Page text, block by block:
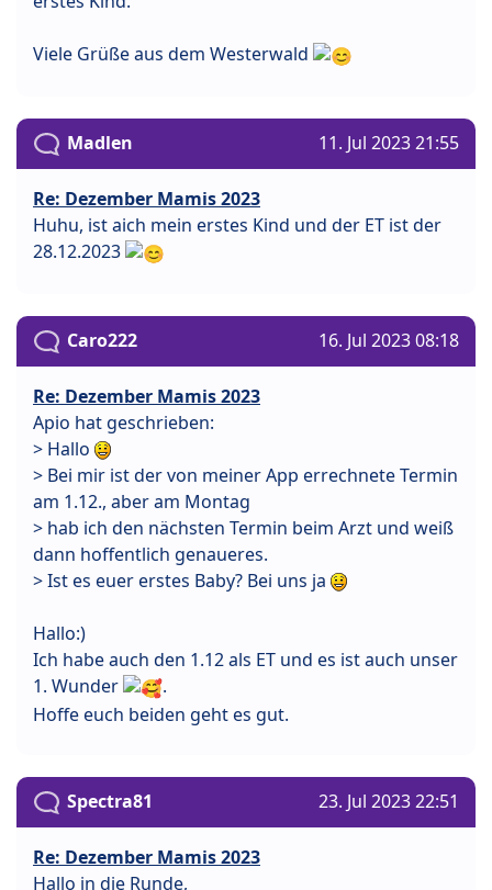
Viele Grüße aus dem Westerwald
Madlen 11. Jul 2023 21:55
Re: Dezember Mamis 2023
Huhu, ist aich mein erstes Kind und der ET ist der
28.12.2023
Caro222 16. Jul 2023 08:18
Re: Dezember Mamis 2023
Apio hat geschrieben:
> Hallo
> Bei mir ist der von meiner App errechnete Termin
am 1.12., aber am Montag
> hab ich den nächsten Termin beim Arzt und weiß
dann hoffentlich genaueres.
> Ist es euer erstes Baby? Bei uns ja
Hallo:)
Ich habe auch den 1.12 als ET und es ist auch unser
1. Wunder
.
Hoffe euch beiden geht es gut.
Spectra81 23. Jul 2023 22:51
Re: Dezember Mamis 2023
Hallo in die Runde,